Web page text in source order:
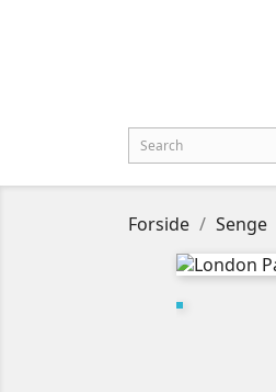
Forside Senge